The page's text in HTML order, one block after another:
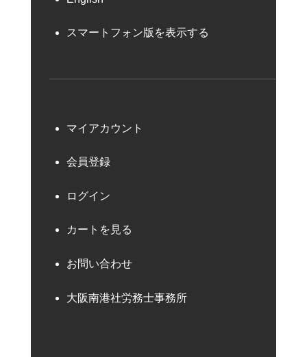
スマートフォン版を表示する
マイアカウント
会員登録
ログイン
カートを見る
お問い合わせ
大阪南港社労務士事務所